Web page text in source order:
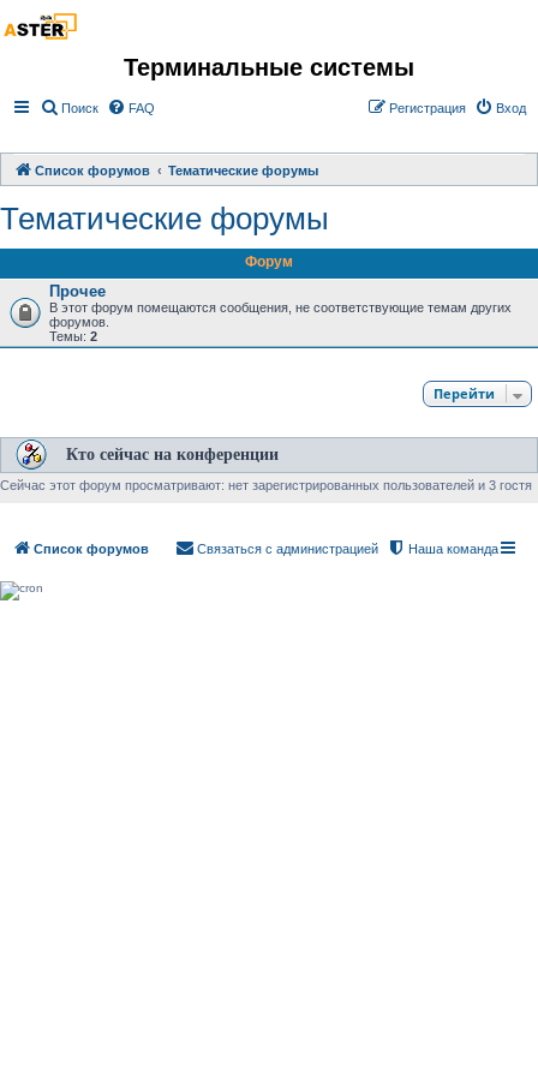
Терминальные системы
Поиск FAQ Вход
Регистрация
Список форумов Тематические форумы
Тематические форумы
Форум
Прочее
В этот форум помещаются сообщения, не соответствующие темам других
форумов.
Темы: 2
Перейти
Кто сейчас на конференции
Сейчас этот форум просматривают: нет зарегистрированных пользователей и 3 гостя
Список форумов Наша команда
Связаться с администрацией